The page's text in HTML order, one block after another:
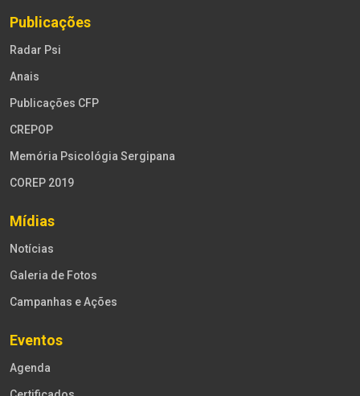
Publicações
Radar Psi
Anais
Publicações CFP
CREPOP
Memória Psicológia Sergipana
COREP 2019
Mídias
Notícias
Galeria de Fotos
Campanhas e Ações
Eventos
Agenda